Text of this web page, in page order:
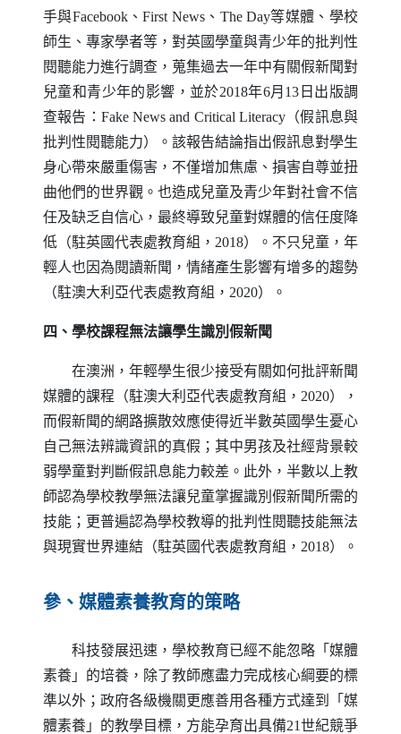
手與Facebook、First News、 The Day等媒體、學校
師生、專家學者等，對英國學童與青少年的批判性
閱聽能力進行調查，蒐集過去一年中有關假新聞對
兒童和青少年的影響，並於2018年6月13日出版調
查報告： Fake News and Critical Literacy（假訊息與
批判性閱聽能力）。該報告結論指出假訊息對學生
身心帶來嚴重傷害，不僅增加焦慮、損害自尊並扭
曲他們的世界觀。也造成兒童及青少年對社會不信
任及缺乏自信心，最終導致兒童對媒體的信任度降
低（駐英國代表處教育組，2018）。不只兒童，年
輕人也因為閱讀新聞，情緒產生影響有增多的趨勢
（駐澳大利亞代表處教育組，2020）。
四、學校課程無法讓學生識別假新聞
在澳洲，年輕學生很少接受有關如何批評新聞
媒體的課程（駐澳大利亞代表處教育組，2020），
而假新聞的網路擴散效應使得近半數英國學生憂心
自己無法辨識資訊的真假；其中男孩及社經背景較
弱學童對判斷假訊息能力較差。此外，半數以上教
師認為學校教學無法讓兒童掌握識別假新聞所需的
技能；更普遍認為學校教導的批判性閱聽技能無法
與現實世界連結（駐英國代表處教育組，2018）。
參、媒體素養教育的策略
科技發展迅速，學校教育已經不能忽略「媒體
素養」的培養，除了教師應盡力完成核心綱要的標
準以外；政府各級機關更應善用各種方式達到「媒
體素養」的教學目標，方能孕育出具備21世紀競爭